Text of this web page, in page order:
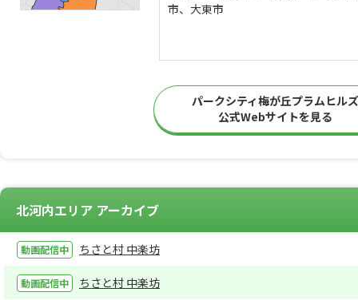
市、大東市
パークシティ梅が丘プラムヒル
公式Webサイトを見る
北河内エリア アーカイブ
ちさと村 中楽坊
ちさと村 中楽坊